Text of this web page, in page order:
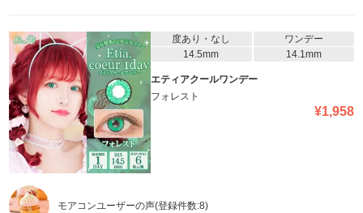
度あり・なし
ワンデー
14.5mm
14.1mm
エティアクールワンデー
フォレスト
¥1,958
モアコンユーザーの声(登録件数:8)